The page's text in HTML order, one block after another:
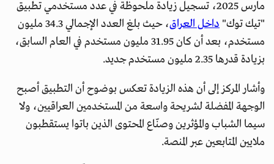
مارس 2025، تسجيل زيادة ملحوظة في عدد مستخدمي تطبيق
"تيك توك" داخل العراق
، حيث بلغ العدد الإجمالي 34.3 مليون
مستخدم، بعد أن كان 31.95 مليون مستخدم في العام السابق،
بزيادة قدرها 2.35 مليون مستخدم جديد.
وأشار المركز إلى أن هذه الزيادة تعكس بوضوح أن التطبيق أصبح
الوجهة المفضلة لشريحة واسعة من المستخدمين العراقيين، ولا
سيما الشباب والمؤثرين وصنّاع المحتوى الذين باتوا يستقطبون
ملايين المتابعين عبر المنصة.